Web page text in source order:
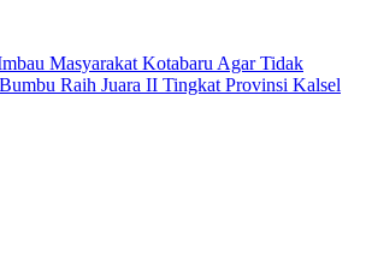
Masyarakat Kotabaru Agar Tidak
Raih Juara II Tingkat Provinsi Kalsel